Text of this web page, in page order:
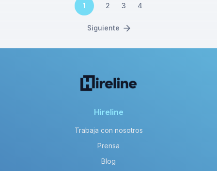
1 2 3 4
Siguiente
Hireline
Trabaja con nosotros
Prensa
Blog